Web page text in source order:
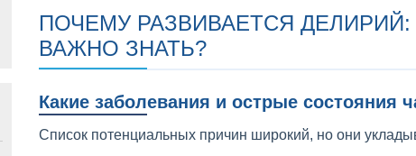
ПОЧЕМУ РАЗВИВАЕТСЯ
ВАЖНО ЗНАТЬ?
Какие заболевания и острые состояния
Список потенциальных причин широкий, но они